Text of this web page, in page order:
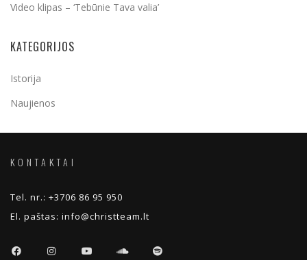
Video klipas – ‘Tebūnie Tava valia’
KATEGORIJOS
Istorija
Naujienos
KONTAKTAI
Tel. nr.: +3706 86 95 950
El. paštas: info@christteam.lt